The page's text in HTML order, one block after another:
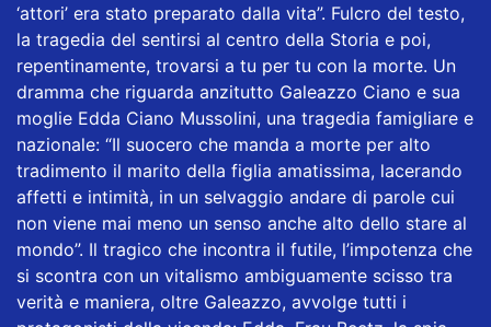
‘attori’ era stato preparato dalla vita”. Fulcro del testo,
la tragedia del sentirsi al centro della Storia e poi,
repentinamente, trovarsi a tu per tu con la morte. Un
dramma che riguarda anzitutto Galeazzo Ciano e sua
moglie Edda Ciano Mussolini, una tragedia famigliare e
nazionale: “Il suocero che manda a morte per alto
tradimento il marito della figlia amatissima, lacerando
affetti e intimità, in un selvaggio andare di parole cui
non viene mai meno un senso anche alto dello stare al
mondo”. Il tragico che incontra il futile, l’impotenza che
si scontra con un vitalismo ambiguamente scisso tra
verità e maniera, oltre Galeazzo, avvolge tutti i